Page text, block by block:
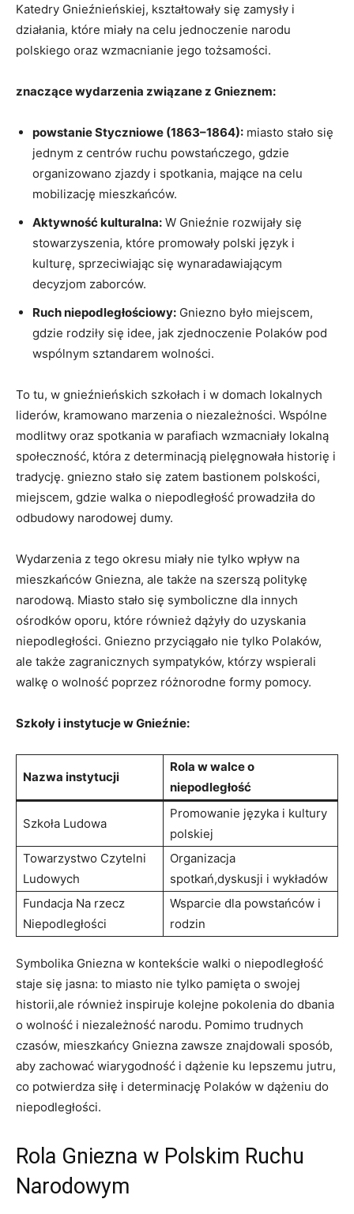
Katedry Gnieźnieńskiej, kształtowały się zamysły i
działania, które miały na celu jednoczenie narodu
polskiego oraz wzmacnianie jego tożsamości.
znaczące wydarzenia związane z Gnieznem:
powstanie Styczniowe (1863–1864): miasto stało się
jednym z centrów ruchu powstańczego, gdzie
organizowano zjazdy i spotkania, mające na celu
mobilizację mieszkańców.
Aktywność kulturalna: W Gnieźnie rozwijały się
stowarzyszenia, które promowały polski język i
kulturę, sprzeciwiając się wynaradawiającym
decyzjom zaborców.
Ruch niepodległościowy: Gniezno było miejscem,
gdzie rodziły się idee, jak zjednoczenie Polaków pod
wspólnym sztandarem wolności.
To tu, w gnieźnieńskich szkołach i w domach lokalnych
liderów, kramowano marzenia o niezależności. Wspólne
modlitwy oraz spotkania w parafiach wzmacniały lokalną
społeczność, która z determinacją pielęgnowała historię i
tradycję. gniezno stało się zatem bastionem polskości,
miejscem, gdzie walka o niepodległość prowadziła do
odbudowy narodowej dumy.
Wydarzenia z tego okresu miały nie tylko wpływ na
mieszkańców Gniezna, ale także na szerszą politykę
narodową. Miasto stało się symboliczne dla innych
ośrodków oporu, które również dążyły do uzyskania
niepodległości. Gniezno przyciągało nie tylko Polaków,
ale także zagranicznych sympatyków, którzy wspierali
walkę o wolność poprzez różnorodne formy pomocy.
Szkoły i instytucje w Gnieźnie:
Nazwa instytucji
Rola w walce o
niepodległość
Szkoła Ludowa
Promowanie języka i kultury
polskiej
Towarzystwo Czytelni
Ludowych
Organizacja
spotkań,dyskusji i wykładów
Fundacja Na rzecz
Niepodległości
Wsparcie dla powstańców i
rodzin
Symbolika Gniezna w kontekście walki o niepodległość
staje się jasna: to miasto nie tylko pamięta o swojej
historii,ale również inspiruje kolejne pokolenia do dbania
o wolność i niezależność narodu. Pomimo trudnych
czasów, mieszkańcy Gniezna zawsze znajdowali sposób,
aby zachować wiarygodność i dążenie ku lepszemu jutru,
co potwierdza siłę i determinację Polaków w dążeniu do
niepodległości.
Rola Gniezna w Polskim Ruchu
Narodowym